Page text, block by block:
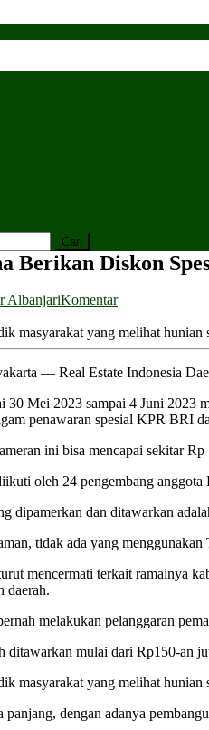
Berikan Diskon
AlbanjariKomentar
masyarakat yang melihat hunian
— Real Estate Indonesia
30 Mei 2023 sampai 4 Juni 2023
penawaran spesial KPR BRI
ini bisa mencapai sekitar
oleh 24 pengembang
dipamerkan dan ditawarkan
tidak ada yang
mencermati terkait ramainya
daerah.
melakukan pelanggaran
ditawarkan mulai dari Rp150-an
masyarakat yang melihat hunian
panjang, dengan adanya